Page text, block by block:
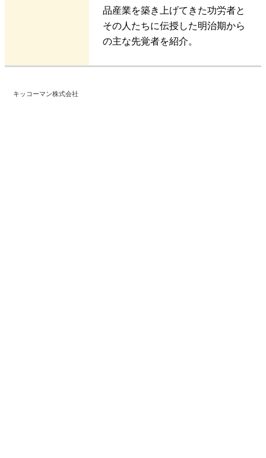
品産業を築き上げてきた功労者と
その人たちに伝授した明治期から
の主な先覚者を紹介。
キッコーマン株式会社